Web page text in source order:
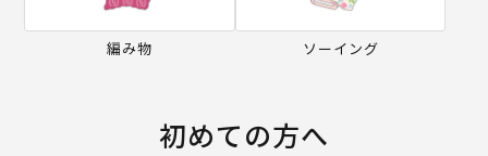
編み物 ソーイング
初めての方へ